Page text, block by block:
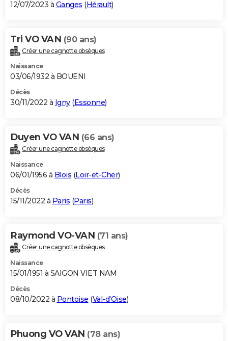
12/07/2023 à Ganges (Hérault)
Tri VO VAN (90 ans)
Créer une cagnotte obsèques
Naissance
03/06/1932 à BOUENI
Décès
30/11/2022 à Igny(Essonne)
Duyen VO VAN (66 ans)
Créer une cagnotte obsèques
Naissance
06/01/1956 à Blois (Loir-et-Cher)
Décès
15/11/2022 à Paris (Paris)
Raymond VO-VAN (71 ans)
Créer une cagnotte obsèques
Naissance
15/01/1951 à SAIGON VIET NAM
Décès
08/10/2022 à Pontoise (Val-d'Oise)
Phuong VO VAN (78 ans)